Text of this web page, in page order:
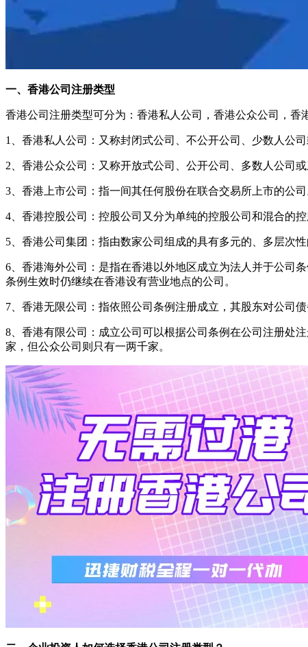
一、香港公司注册类型
香港公司注册类型可分为：香港私人公司，香港公众公司，香
1、香港私人公司：又称封闭式公司、不公开公司、少数人公
2、香港公众公司：又称开放式公司、公开公司、多数人公司
3、香港上市公司：指一间其任何股份在联合交易所上市的公
4、香港控股公司：控股公司又分为单纯的控股公司和混合的
5、香港公司集团：指由数家公司组成的具有多元的、多层次性
6、香港海外公司：是指在香港以外地区成立为法人并于公司
条例生效时仍继续在香港设有营业地点的公司。
7、香港无限公司：指依照公司条例注册成立，其股东对公司
8、香港有限公司：成立公司可以根据公司条例在公司注册处
家，但公众公司则只有一两千家。